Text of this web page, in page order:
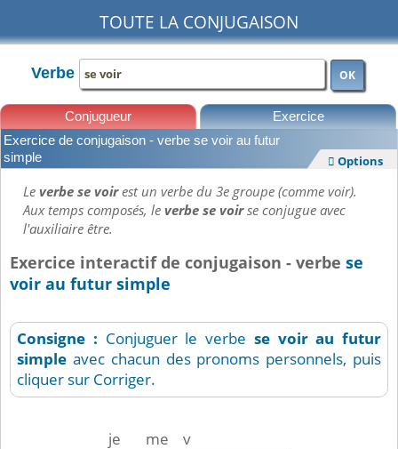
TOUTE LA CONJUGAISON
Verbe OK
Conjugueur Exercice
Exercice de conjugaison - verbe se voir au futur
simple
 Options
Leverbe se voirest un verbe du 3e groupe (comme voir).
Aux temps composés, leverbe se voirse conjugue avec
l'auxiliaire être.
Exercice interactif de conjugaison - verbe se
voir au futur simple
Consigne : Conjuguer le verbe se voir au futur
simple avec chacun des pronoms personnels, puis
cliquer sur Corriger.
je me
v